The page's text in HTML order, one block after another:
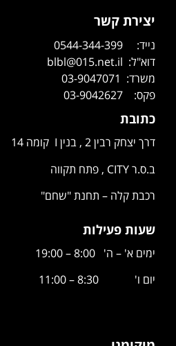
יצירת קשר
נייד: 0544-344-399
דוא"ל: blbl@015.net.il
משרד: 03-9047071
פקס: 03-9042627
כתובת
דרך יצחק רבין 2 , בנין I קומה 14
ב.ס.ר CITY , פתח תקווה
רכבת קלה – תחנת "שחם"
שעות פעילות
ימים א' – ה' 8:00 – 19:00
יום ו' 8:30 – 11:00